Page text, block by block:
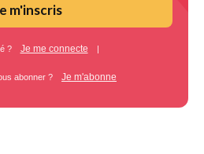
m'inscris
? Je me connecte |
abonner ? Je m'abonne